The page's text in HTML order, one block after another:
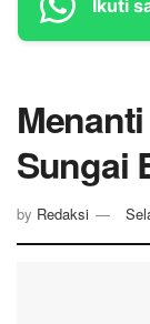
Ikuti
Sungai
by Redaksi